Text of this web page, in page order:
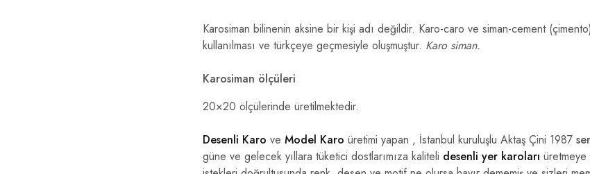
Karosiman bilinenin aksine bir kişi adı değildir. Karo-caro ve siman-cement
kullanılması ve türkçeye geçmesiyle oluşmuştur. Karo siman.
Karosiman ölçüleri
20×20 ölçülerinde üretilmektedir.
Desenli Karo ve Model Karo üretimi yapan , İstanbul kuruluşlu Aktaş Çini 1987
güne ve gelecek yıllara tüketici dostlarımıza kaliteli desenli yer karoları